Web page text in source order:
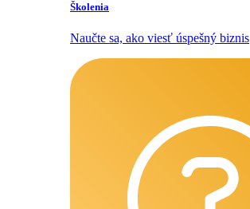
Školenia
Naučte sa, ako viesť úspešný biznis